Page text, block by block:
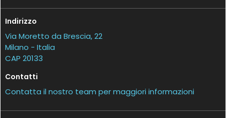
Indirizzo
Via Moretto da Brescia, 22
Milano - Italia
CAP 20133
Contatti
Contatta il nostro team per maggiori informazioni